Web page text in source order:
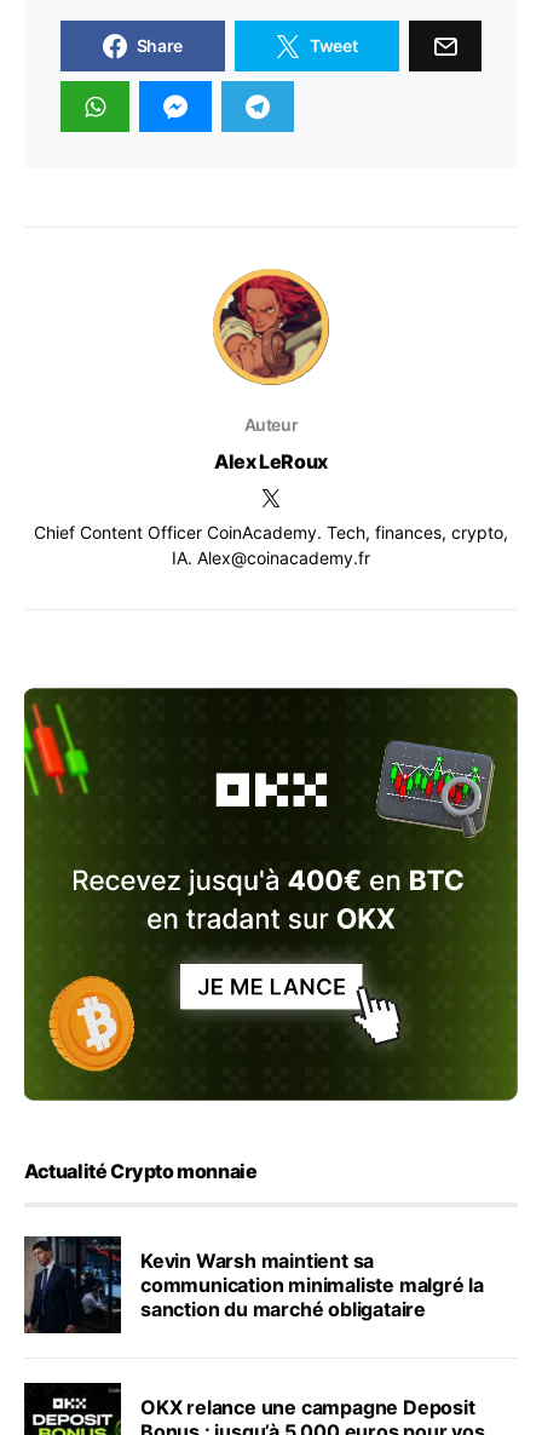
Share Tweet
Auteur
Alex LeRoux
Chief Content Officer CoinAcademy. Tech, finances, crypto,
IA. Alex@coinacademy.fr
Actualité Crypto monnaie
Kevin Warsh maintient sa
communication minimaliste malgré la
sanction du marché obligataire
OKX relance une campagne Deposit